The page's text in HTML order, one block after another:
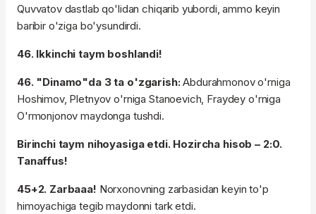
Quvvatov dastlab qo'lidan chiqarib yubordi, ammo keyin
baribir o'ziga bo'ysundirdi.
46. Ikkinchi taym boshlandi!
46. "Dinamo"da 3 ta o'zgarish:Abdurahmonov o'rniga
Hoshimov, Pletnyov o'rniga Stanoevich, Fraydey o'rniga
O'rmonjonov maydonga tushdi.
Birinchi taym nihoyasiga etdi. Hozircha hisob – 2:0.
Tanaffus!
45+2. Zarbaaa! Norxonovning zarbasidan keyin to'p
himoyachiga tegib maydonni tark etdi.